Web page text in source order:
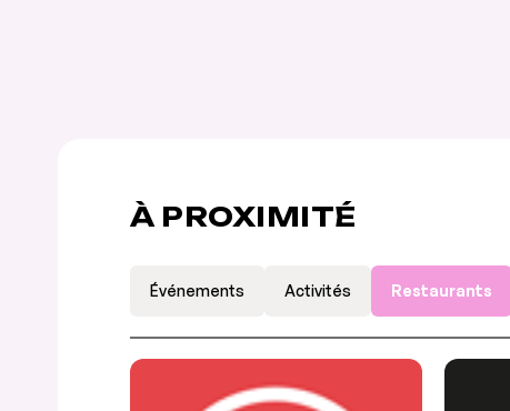
À PROXIMITÉ
Événements Activités Restaurants